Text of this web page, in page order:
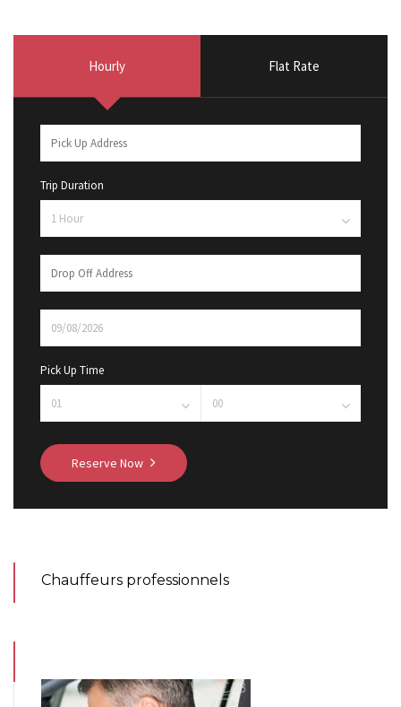
Hourly Flat Rate
Trip Duration
Pick Up Time
Reserve Now
Chauffeurs professionnels